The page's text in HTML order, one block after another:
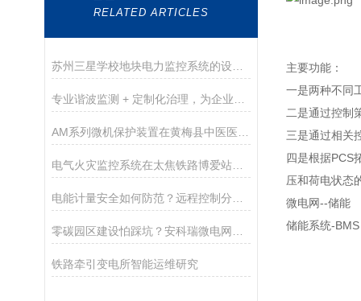
RELATED ARTICLES
电气火灾监控系统在太焦铁路博爱站房项目的应用
铁路牵引变电所智能运维研究
主要功能：
一是两种不同
二是通过控制
三是通过相关
四是根据PCS
压和荷电状态
微电网--储能
储能系统-BMS